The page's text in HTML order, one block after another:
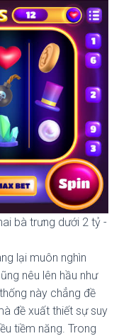
lại muôn nghìn
nêu lên hầu như
này chẳng đề
đề xuất thiết sự suy
tiềm năng. Trong